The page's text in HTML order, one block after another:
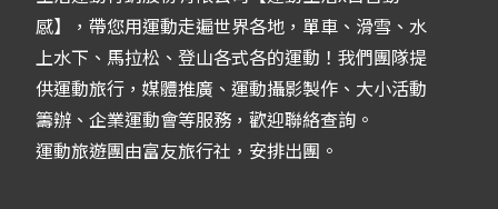
感】，帶您用運動走遍世界各地，單車、滑雪、水
上水下、馬拉松、登山各式各的運動！我們團隊提
供運動旅行，媒體推廣、運動攝影製作、大小活動
籌辦、企業運動會等服務，歡迎聯絡查詢。
運動旅遊團由富友旅行社，安排出團。